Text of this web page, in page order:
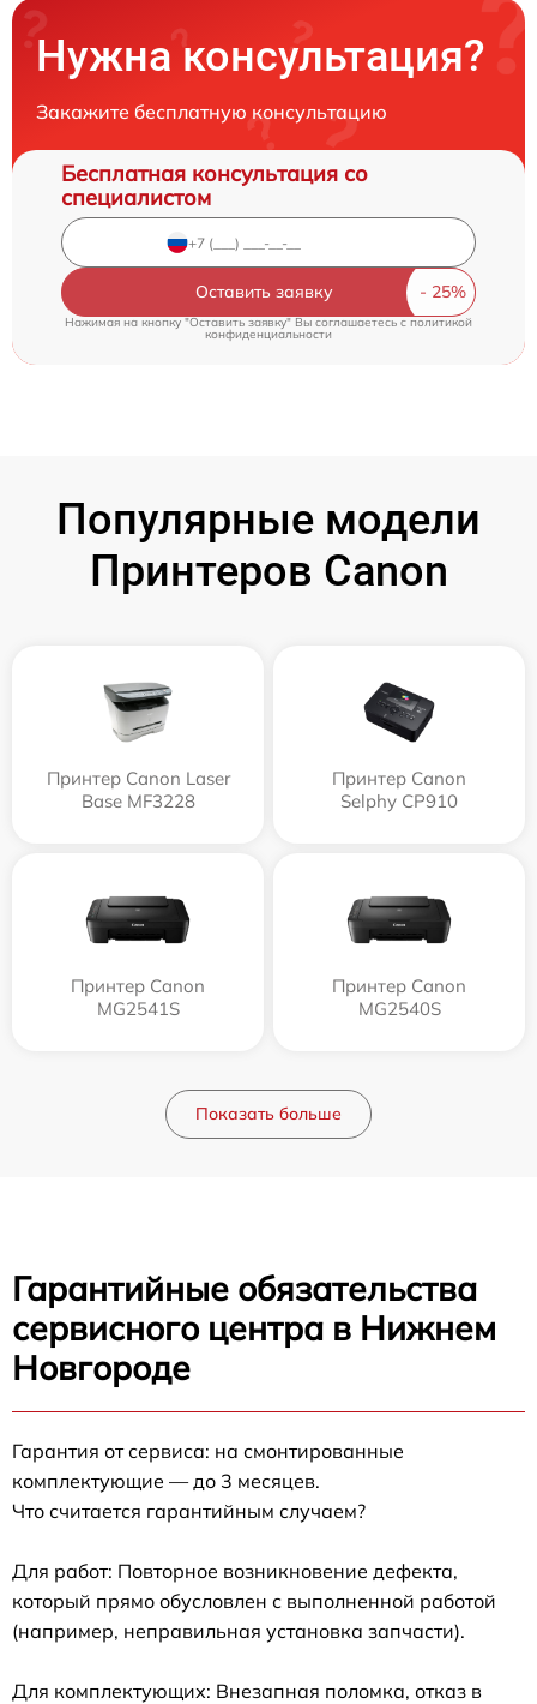
Нужна консультация?
Закажите бесплатную консультацию
Бесплатная консультация со
специалистом
Оставить заявку
Нажимая на кнопку "Оставить заявку" Вы соглашаетесь cполитикой
конфиденциальности
Популярные модели
Принтеров Canon
Принтер Canon Laser
Base MF3228
Принтер Canon
Selphy CP910
Принтер Canon
MG2541S
Принтер Canon
MG2540S
Показать больше
Гарантийные обязательства
сервисного центра в Нижнем
Новгороде
Гарантия от сервиса: на смонтированные
комплектующие — до 3 месяцев.
Что считается гарантийным случаем?
Для работ: Повторное возникновение дефекта,
который прямо обусловлен с выполненной работой
(например, неправильная установка запчасти).
Для комплектующих: Внезапная поломка, отказ в